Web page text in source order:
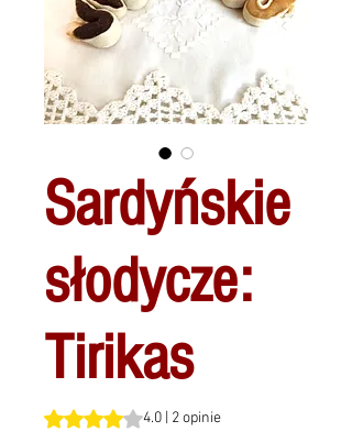
Sardyńskie
słodycze:
Tirikas
Ocena to 4.0 na pięć gwiazdek na
4.0 | 2 opinie